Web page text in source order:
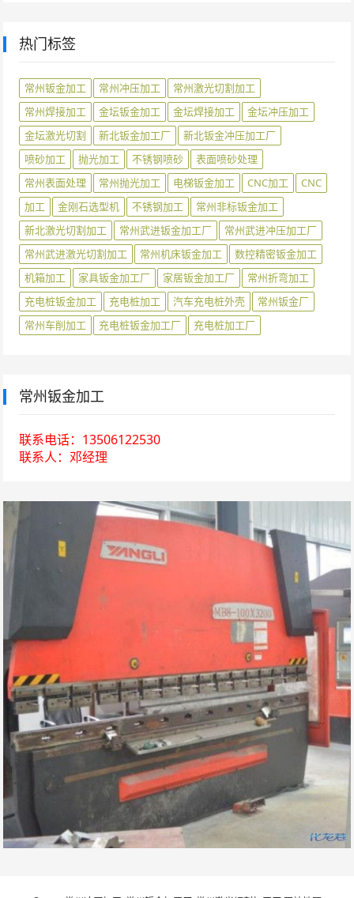
热门标签
常州钣金加工 常州冲压加工
常州激光切割加工
常州焊接加工
金坛钣金加工 金坛焊接加工
金坛冲压加工
金坛激光切割
新北钣金加工厂
新北钣金冲压加工厂
喷砂加工
抛光加工 不锈钢喷砂
表面喷砂处理
常州表面处理
常州抛光加工 电梯钣金加工 CNC加工
CNC
加工
金刚石选型机 不锈钢加工
常州非标钣金加工
新北激光切割加工
常州武进钣金加工厂
常州武进冲压加工厂
常州武进激光切割加工
常州机床钣金加工
数控精密钣金加工
机箱加工
家具钣金加工厂 家居钣金加工厂
常州折弯加工
充电桩钣金加工
充电桩加工 汽车充电桩外壳
常州钣金厂
常州车削加工
充电桩钣金加工厂 充电桩加工厂
常州钣金加工
联系电话：13506122530
联系人：邓经理